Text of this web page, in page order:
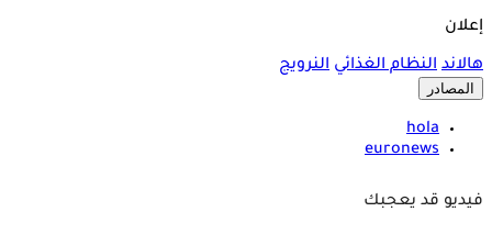
إعلان
هالاند النظام الغذائي النرويج
المصادر
hola
euronews
فيديو قد يعجبك